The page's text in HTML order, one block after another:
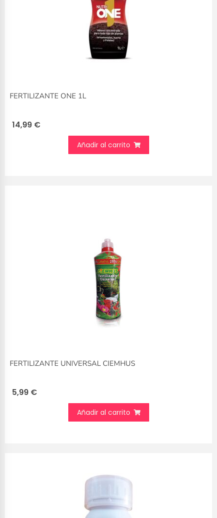
FERTILIZANTE ONE 1L
14,99 €
Añadir al carrito
FERTILIZANTE UNIVERSAL CIEMHUS
5,99 €
Añadir al carrito